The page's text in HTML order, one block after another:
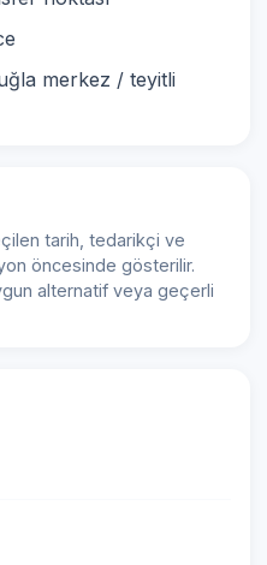
merkez / teyitli
tarih, tedarikçi ve
öncesinde gösterilir.
alternatif veya geçerli